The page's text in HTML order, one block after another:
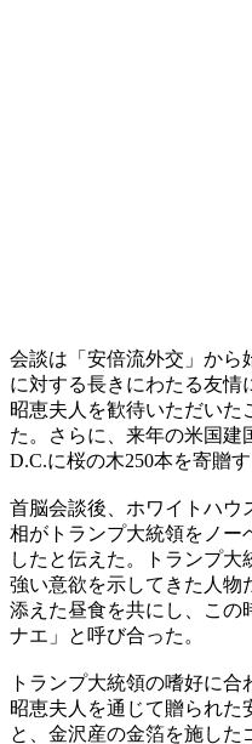
会談は「安倍流外交」から
に対する長きにわたる友情
昭恵夫人を歓待いただいた
た。さらに、来年の米国建
D.C.に桜の木250本を寄贈
首脳会談後、ホワイトハウ
相がトランプ大統領をノー
したと伝えた。トランプ大
強い意欲を示してきた人物
添えた昼食を共にし、この
ナエ」と呼び合った。
トランプ大統領の嗜好に
昭恵夫人を通じて贈られた
と、金沢産の金箔を施した